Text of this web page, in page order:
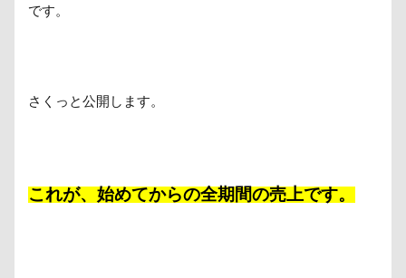
です。
さくっと公開します。
これが、始めてからの全期間の売上です。